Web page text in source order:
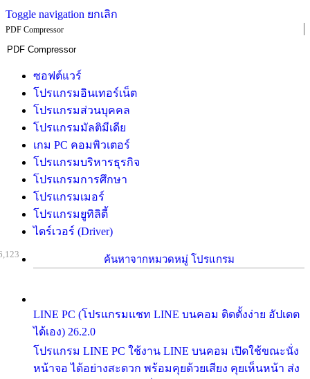
Toggle navigation ยกเลิก
PDF Compressor
ซอฟต์แวร์
โปรแกรมอินเทอร์เน็ต
โปรแกรมส่วนบุคคล
โปรแกรมมัลติมีเดีย
เกม PC คอมพิวเตอร์
โปรแกรมบริหารธุรกิจ
โปรแกรมการศึกษา
โปรแกรมเมอร์
โปรแกรมยูทิลิตี้
ไดร์เวอร์ (Driver)
ค้นหาจากหมวดหมู่ โปรแกรม
LINE PC (โปรแกรมแชท LINE บนคอม ติดตั้งง่าย อัปเดต
ได้เอง) 26.2.0
โปรแกรม LINE PC ใช้งาน LINE บนคอม เปิดใช้ขณะนั่ง
หน้าจอ ได้อย่างสะดวก พร้อมคุยด้วยเสียง คุยเห็นหน้า ส่ง